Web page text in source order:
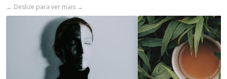
← Deslize para ver mais →